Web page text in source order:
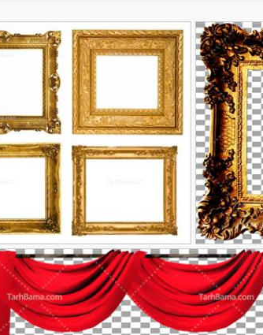
تومان
90,000
تصویر با کیفیت مدل چهار تایی قاب چوبی
طلایی
258